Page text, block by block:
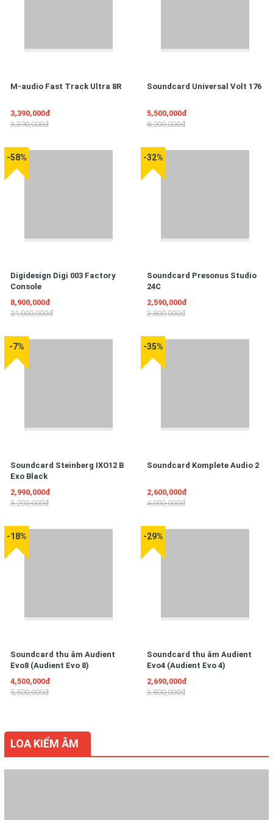
M-audio Fast Track Ultra 8R
3,390,000đ
3,390,000đ
Soundcard Universal Volt 176
5,500,000đ
8,200,000đ
-58%
Digidesign Digi 003 Factory
Console
8,900,000đ
21,000,000đ
-32%
Soundcard Presonus Studio
24C
2,590,000đ
3,800,000đ
-7%
Soundcard Steinberg IXO12 B
Exo Black
2,990,000đ
3,200,000đ
-35%
Soundcard Komplete Audio 2
2,600,000đ
4,000,000đ
-18%
Soundcard thu âm Audient
Evo8 (Audient Evo 8)
4,500,000đ
5,500,000đ
-29%
Soundcard thu âm Audient
Evo4 (Audient Evo 4)
2,690,000đ
3,800,000đ
LOA KIỂM ÂM